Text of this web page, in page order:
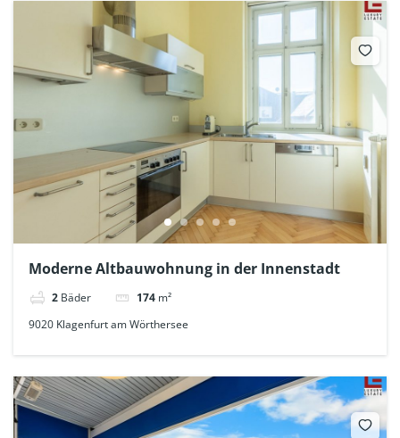
Moderne Altbauwohnung in der Innenstadt
2 Bäder 174 m²
9020 Klagenfurt am Wörthersee